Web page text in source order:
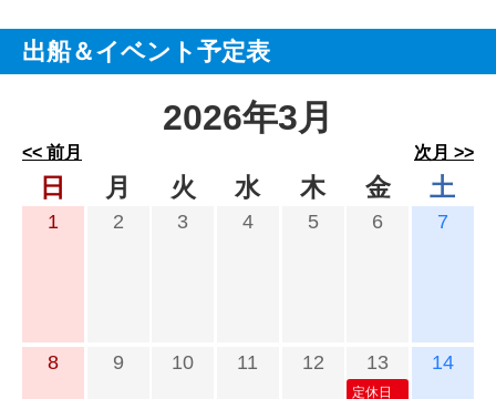
出船＆イベント予定表
2026年3月
<< 前月 次月 >>
日 月 火 水 木 金 土
1 2 3 4 5 6 7
8 9 10 11 12 13
定休日
14